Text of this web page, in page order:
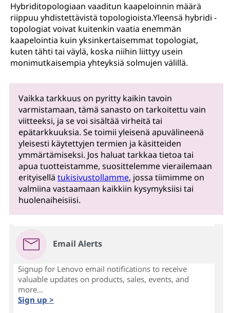
Hybriditopologiaan vaaditun kaapeloinnin määrä
riippuu yhdistettävistä topologioista.Yleensä hybridi -
topologiat voivat kuitenkin vaatia enemmän
kaapelointia kuin yksinkertaisemmat topologiat,
kuten tähti tai väylä, koska niihin liittyy usein
monimutkaisempia yhteyksiä solmujen välillä.
Vaikka tarkkuus on pyritty kaikin tavoin
varmistamaan, tämä sanasto on tarkoitettu vain
viitteeksi, ja se voi sisältää virheitä tai
epätarkkuuksia. Se toimii yleisenä apuvälineenä
yleisesti käytettyjen termien ja käsitteiden
ymmärtämiseksi. Jos haluat tarkkaa tietoa tai
apua tuotteistamme, suosittelemme vierailemaan
erityisellä tukisivustollamme, jossa tiimimme on
valmiina vastaamaan kaikkiin kysymyksiisi tai
huolenaiheisiisi.
Email Alerts
Signup for Lenovo email notifications to receive
valuable updates on products, sales, events, and
more...
Sign up >